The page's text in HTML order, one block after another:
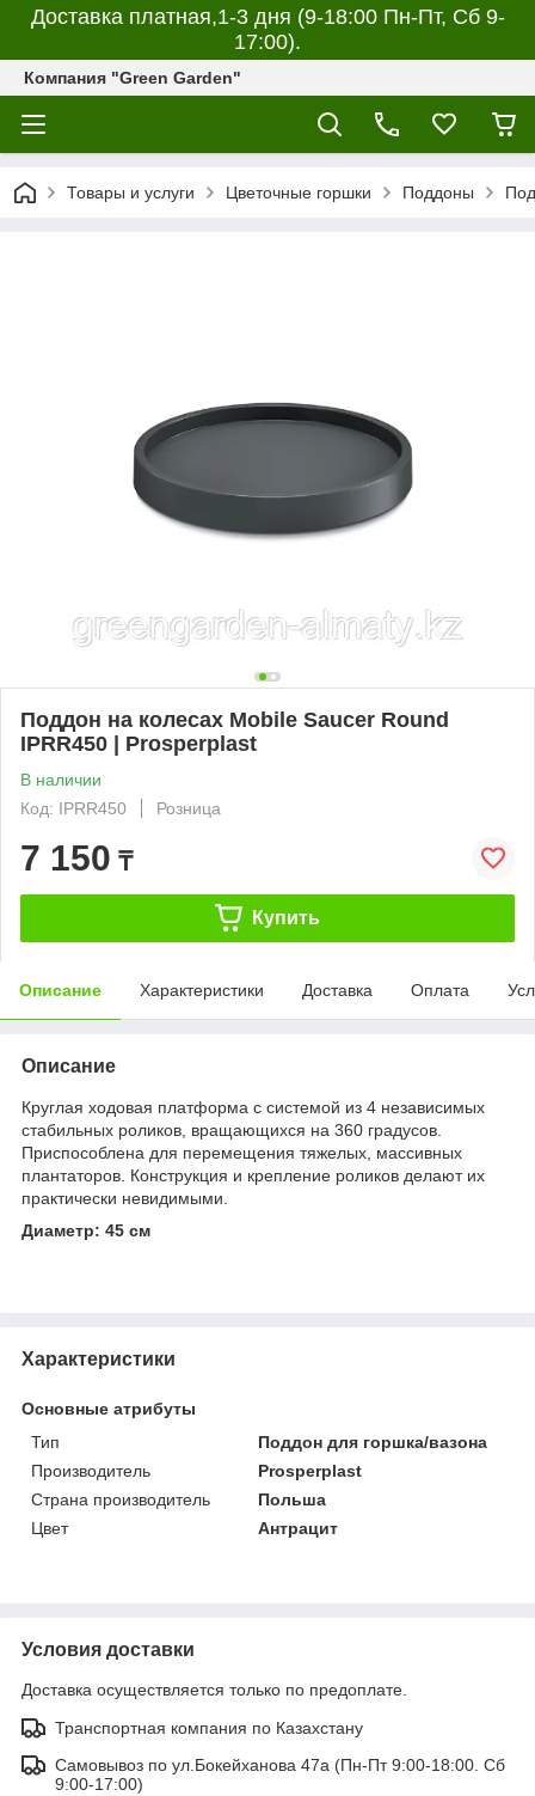
Доставка платная,1-3 дня (9-18:00 Пн-Пт, Сб 9-
17:00).
Компания "Green Garden"
Товары и услуги Цветочные горшки Поддоны
Поддон на колесах Mobile Saucer Round
IPRR450 | Prosperplast
В наличии
Код: IPRR450
Розница
7 150 ₸
Купить
Описание Характеристики Доставка Оплата
Описание
Круглая ходовая платформа с системой из 4 независимых
стабильных роликов, вращающихся на 360 градусов.
Приспособлена для перемещения тяжелых, массивных
плантаторов. Конструкция и крепление роликов делают их
практически невидимыми.
Диаметр: 45 см
Характеристики
Основные атрибуты
Тип
Поддон для горшка/вазона
Производитель
Prosperplast
Страна производитель
Польша
Цвет
Антрацит
Условия доставки
Доставка осуществляется только по предоплате.
Транспортная компания по Казахстану
Самовывоз по ул.Бокейханова 47а (Пн-Пт 9:00-18:00. Сб
9:00-17:00)